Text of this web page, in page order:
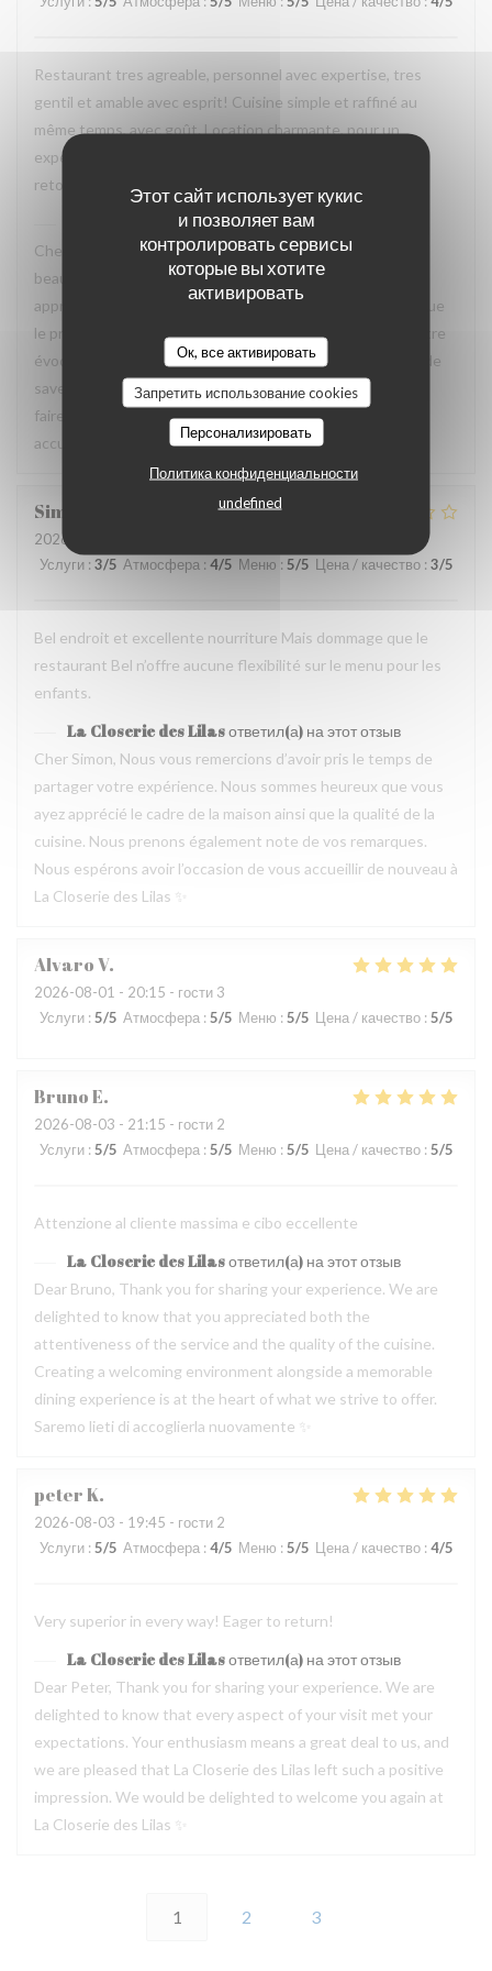
Этот сайт использует кукис
и позволяет вам
контролировать сервисы
которые вы хотите
активировать
Ок, все активировать
Запретить использование cookies
Персонализировать
Политика конфиденциальности
undefined
Restaurant tres agreable, personnel avec expertise, tres
gentil et amable avec esprit! Cuisine simple et raffiné au
même temps, avec goût. Location charmante, pour un
experience que merece de retourner plusieur fois. Je
retournerai
La Closerie des Lilasответил(а) на этот отзыв
Cher Emanuele, Nous recevons vos compliments avec
beaucoup de plaisir. Nous sommes ravis que vous ayez
apprécié le charme des lieux, la qualité de la cuisine ainsi que
le professionnalisme et la gentillesse de notre équipe. Votre
évocation d’une cuisine à la fois simple, raffinée et pleine de
saveurs reflète parfaitement l’esprit que nous souhaitons
faire vivre à nos hôtes. Nous aurons grand plaisir à vous
accueillir de nouveau à La Closerie des Lilas ✨
Simon
2026-08-04
Услуги : 3/5 Атмосфера : 4/5 Меню : 5/5 Цена / качество : 3/5
Bel endroit et excellente nourriture Mais dommage que le
restaurant Bel n’offre aucune flexibilité sur le menu pour les
enfants.
La Closerie des Lilasответил(а) на этот отзыв
Cher Simon, Nous vous remercions d’avoir pris le temps de
partager votre expérience. Nous sommes heureux que vous
ayez apprécié le cadre de la maison ainsi que la qualité de la
cuisine. Nous prenons également note de vos remarques.
Nous espérons avoir l’occasion de vous accueillir de nouveau à
La Closerie des Lilas ✨
AlvaroV
2026-08-01 - 20:15 - гости 3
Услуги : 5/5 Атмосфера : 5/5 Меню : 5/5 Цена / качество : 5/5
BrunoE
2026-08-03 - 21:15 - гости 2
Услуги : 5/5 Атмосфера : 5/5 Меню : 5/5 Цена / качество : 5/5
Attenzione al cliente massima e cibo eccellente
La Closerie des Lilasответил(а) на этот отзыв
Dear Bruno, Thank you for sharing your experience. We are
delighted to know that you appreciated both the
attentiveness of the service and the quality of the cuisine.
Creating a welcoming environment alongside a memorable
dining experience is at the heart of what we strive to offer.
Saremo lieti di accoglierla nuovamente ✨
peterK
2026-08-03 - 19:45 - гости 2
Услуги : 5/5 Атмосфера : 4/5 Меню : 5/5 Цена / качество : 4/5
Very superior in every way! Eager to return!
La Closerie des Lilasответил(а) на этот отзыв
Dear Peter, Thank you for sharing your experience. We are
delighted to know that every aspect of your visit met your
expectations. Your enthusiasm means a great deal to us, and
we are pleased that La Closerie des Lilas left such a positive
impression. We would be delighted to welcome you again at
La Closerie des Lilas ✨
1 2 3